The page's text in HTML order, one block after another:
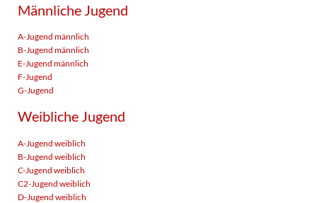
Männliche Jugend
A-Jugend männlich
B-Jugend männlich
E-Jugend männlich
F-Jugend
G-Jugend
Weibliche Jugend
A-Jugend weiblich
B-Jugend weiblich
C-Jugend weiblich
C2-Jugend weiblich
D-Jugend weiblich